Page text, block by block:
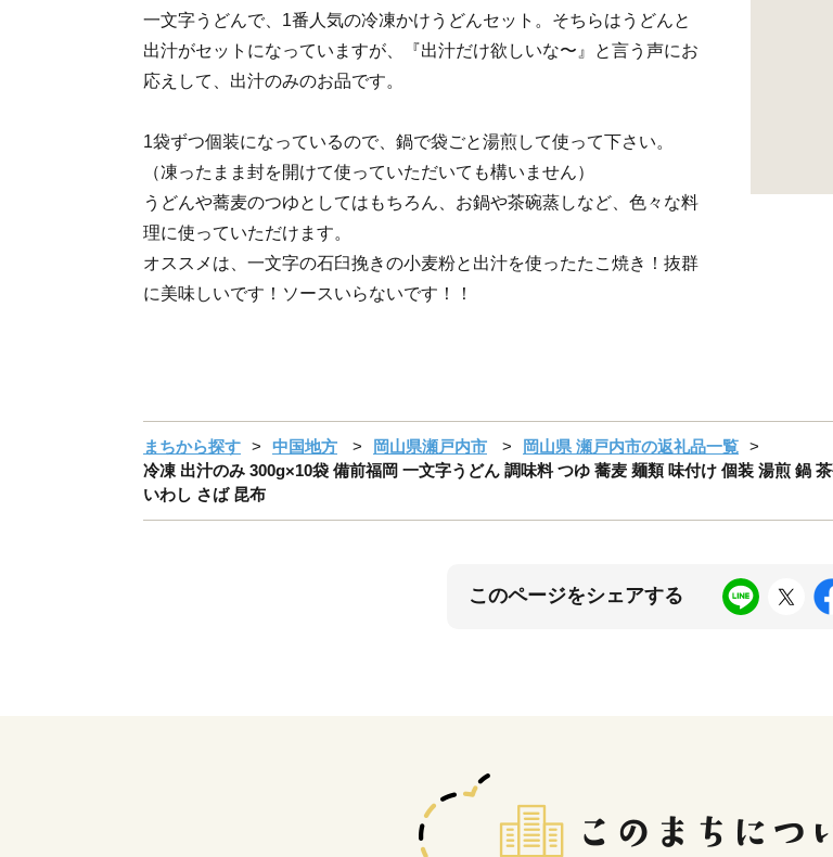
一文字うどんで、1番人気の冷凍かけうどんセット。そちらはうどんと
出汁がセットになっていますが、『出汁だけ欲しいな〜』と言う声にお
応えして、出汁のみのお品です。
1袋ずつ個装になっているので、鍋で袋ごと湯煎して使って下さい。
（凍ったまま封を開けて使っていただいても構いません）
うどんや蕎麦のつゆとしてはもちろん、お鍋や茶碗蒸しなど、色々な料
理に使っていただけます。
オススメは、一文字の石臼挽きの小麦粉と出汁を使ったたこ焼き！抜群
に美味しいです！ソースいらないです！！
まちから探す 中国地方 岡山県瀬戸内市
岡山県 瀬戸内市の返礼品一覧
冷凍 出汁のみ 300g×10袋 備前福岡 一文字うどん 調味料 つゆ 蕎麦 麺類 味付け 個装 湯煎 鍋
いわし さば 昆布
このページをシェアする